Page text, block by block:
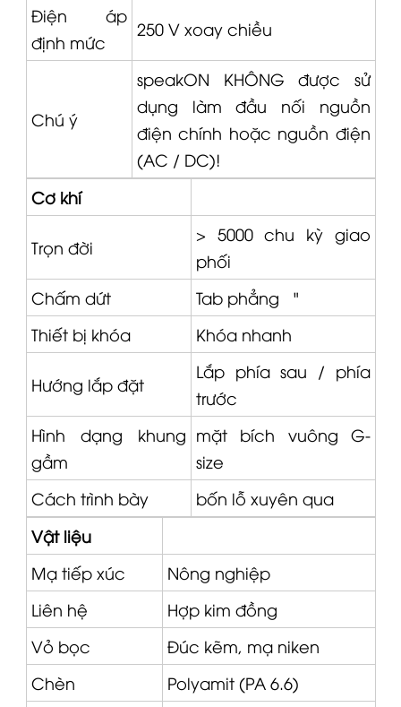
Điện áp
định mức
250 V xoay chiều
Chú ý
speakON KHÔNG được sử
dụng làm đầu nối nguồn
điện chính hoặc nguồn điện
(AC / DC)!
Cơ khí
Trọn đời
> 5000 chu kỳ giao
phối
Chấm dứt
Tab phẳng ¼"
Thiết bị khóa
Khóa nhanh
Hướng lắp đặt
Lắp phía sau / phía
trước
Hình dạng khung
gầm
mặt bích vuông G-
size
Cách trình bày
bốn lỗ xuyên qua
Vật liệu
Mạ tiếp xúc
Nông nghiệp
Liên hệ
Hợp kim đồng
Vỏ bọc
Đúc kẽm, mạ niken
Chèn
Polyamit (PA 6.6)